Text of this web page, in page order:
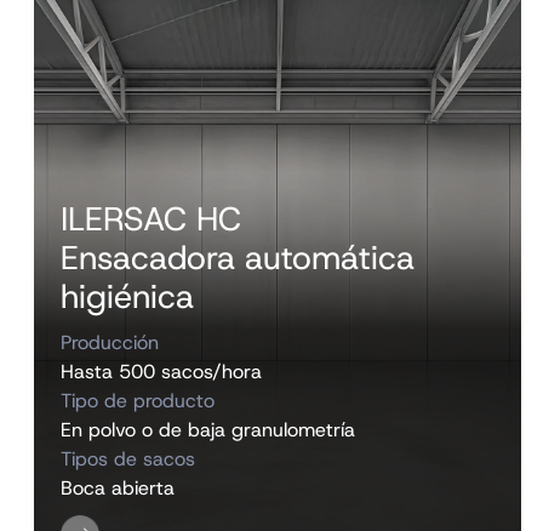
ILERSAC HC
Ensacadora automática
higiénica
Producción
Hasta 500 sacos/hora
Tipo de producto
En polvo o de baja granulometría
Tipos de sacos
Boca abierta